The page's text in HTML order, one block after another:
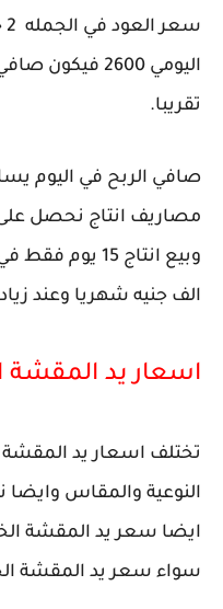
تقريبا.
الف جنيه شهريا وعند
اسعار يد المقشة
تختلف اسعار يد
النوعية والمقاس
ايضا سعر يد المقشة
سواء سعر يد المقشة